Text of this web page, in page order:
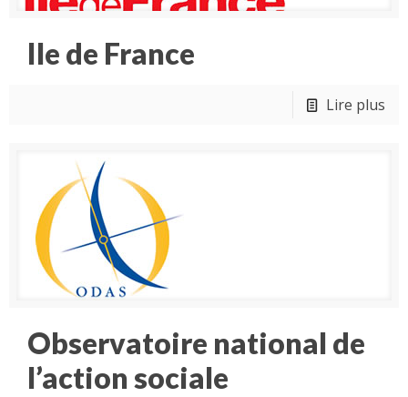
Ile de France
Lire plus
Observatoire national de
l’action sociale